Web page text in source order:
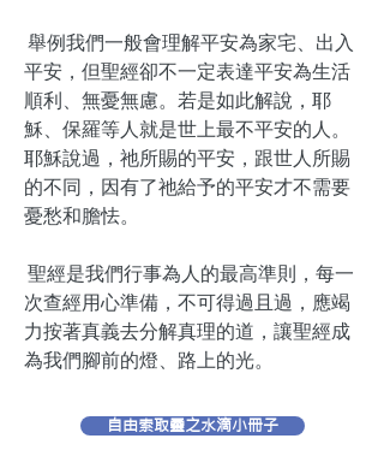
舉例我們一般會理解平安為家宅、出入
平安，但聖經卻不一定表達平安為生活
順利、無憂無慮。若是如此解說，耶
穌、保羅等人就是世上最不平安的人。
耶穌說過，祂所賜的平安，跟世人所賜
的不同，因有了祂給予的平安才不需要
憂愁和膽怯。
聖經是我們行事為人的最高準則，每一
次查經用心準備，不可得過且過，應竭
力按著真義去分解真理的道，讓聖經成
為我們腳前的燈、路上的光。
自由索取靈之水滴小冊子